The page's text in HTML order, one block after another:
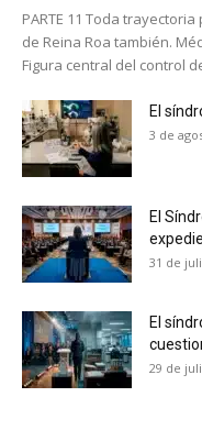
PARTE 11 Toda
de Reina Roa también.
Figura central del control
El
3 de
El
31 de
El
29 de